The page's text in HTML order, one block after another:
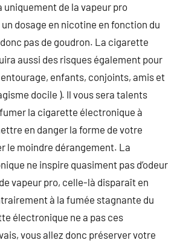
uniquement de la vapeur pro
dosage en nicotine en fonction du
pas de goudron. La cigarette
aussi des risques également pour
enfants, conjoints, amis et
docile ). Il vous sera talents
la cigarette électronique à
en danger la forme de votre
le moindre dérangement. La
ne inspire quasiment pas d’odeur
de vapeur pro, celle-là disparaît en
à la fumée stagnante du
électronique ne a pas ces
vous allez donc préserver votre